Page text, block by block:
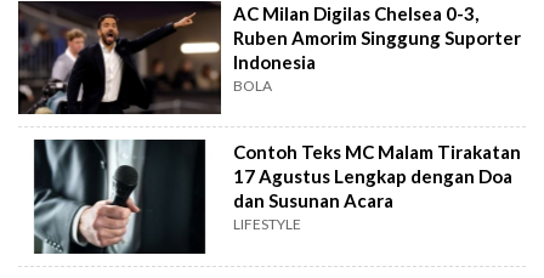
AC Milan Digilas Chelsea 0-3,
Ruben Amorim Singgung Suporter
Indonesia
BOLA
Contoh Teks MC Malam Tirakatan
17 Agustus Lengkap dengan Doa
dan Susunan Acara
LIFESTYLE